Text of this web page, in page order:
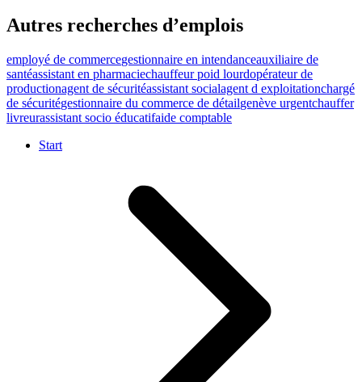
Autres recherches d’emplois
employé de commercegestionnaire en intendanceauxiliaire de
santéassistant en pharmaciechauffeur poid lourdopérateur de
productionagent de sécuritéassistant socialagent d exploitationchargé
de sécuritégestionnaire du commerce de détailgenève urgentchauffer
livreurassistant socio éducatifaide comptable
Start